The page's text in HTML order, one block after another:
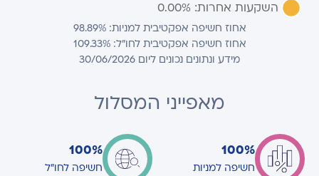
אחוז חשיפה אפקטיבית למניות: 98.89%
אחוז חשיפה אפקטיבית לחו"ל: 109.33%
מידע ונתונים נכונים ליום 30/06/2026
מאפייני המסלול
100%
חשיפה למניות
100%
חשיפה לחו"ל